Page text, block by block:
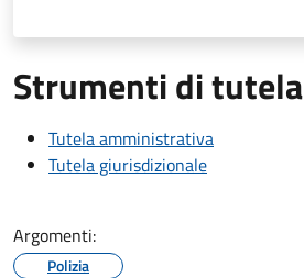
Strumenti di tutela
Tutela amministrativa
Tutela giurisdizionale
Argomenti:
Polizia